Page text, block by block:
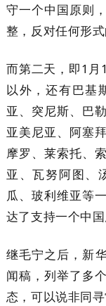
守一个中国原则
整，反对任何形式
而第二天，即1月
以外，还有巴基
亚、突尼斯、巴
亚美尼亚、阿塞
摩罗、莱索托、
亚、瓦努阿图、
瓜、玻利维亚等
达了支持一个中国
继毛宁之后，新
闻稿，列举了多
态，可以说非同寻